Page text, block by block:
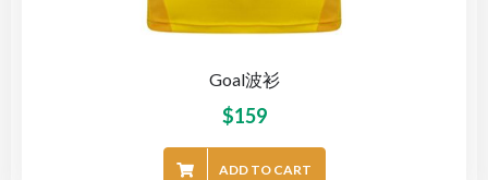
Goal波衫
$159
ADD TO CART